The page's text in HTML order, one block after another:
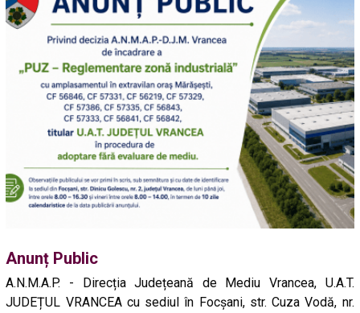
Anunț Public
A.N.M.A.P. - Direcția Județeană de Mediu Vrancea, U.A.T.
JUDEȚUL VRANCEA cu sediul în Focșani, str. Cuza Vodă, nr.